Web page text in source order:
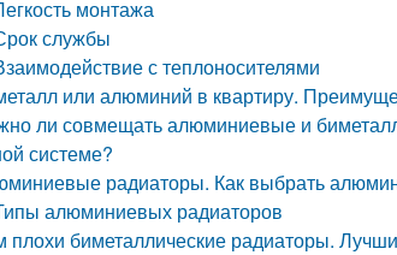
монтажа
службы
с теплоносителями
или алюминий в квартиру.
ли совмещать алюминиевые и
системе?
радиаторы. Как выбрать
алюминиевых радиаторов
плохи биметаллические радиаторы.